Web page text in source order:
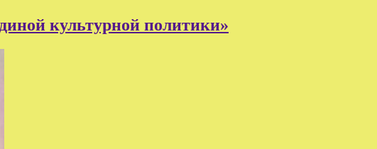
культурной политики»